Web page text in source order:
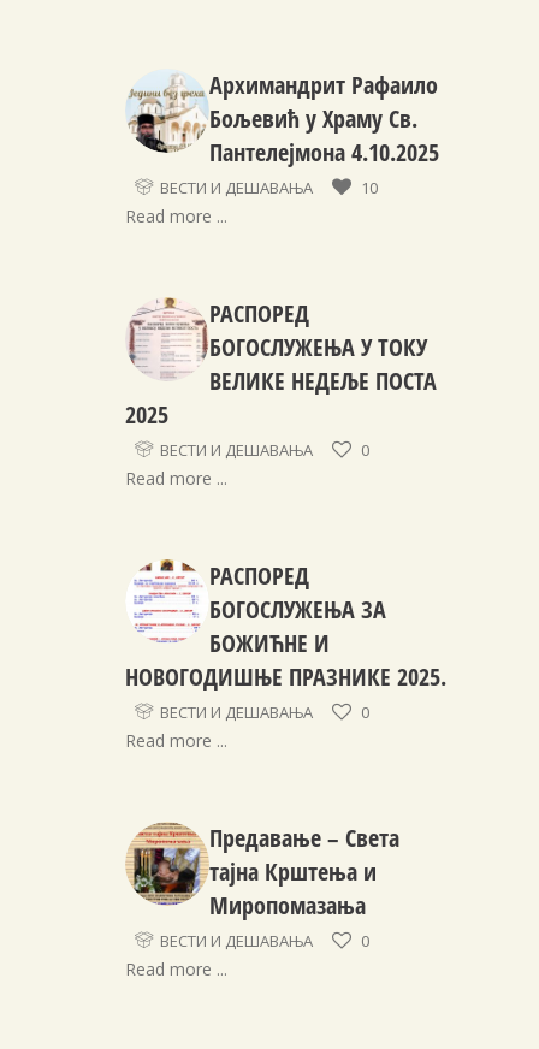
Архимандрит Рафаило
Бољевић у Храму Св.
Пантелејмона 4.10.2025
ВЕСТИ И ДЕШАВАЊА 10
Read more ...
РАСПОРЕД
БОГОСЛУЖЕЊА У ТОКУ
ВЕЛИКЕ НЕДЕЉЕ ПОСТА
2025
ВЕСТИ И ДЕШАВАЊА 0
Read more ...
РАСПОРЕД
БОГОСЛУЖЕЊА ЗА
БОЖИЋНЕ И
НОВОГОДИШЊЕ ПРАЗНИКЕ 2025.
ВЕСТИ И ДЕШАВАЊА 0
Read more ...
Предавање – Света
тајна Крштења и
Миропомазања
ВЕСТИ И ДЕШАВАЊА 0
Read more ...